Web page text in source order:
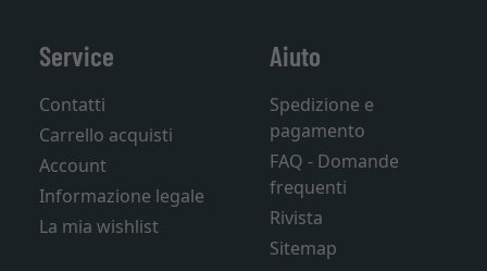
Service
Contatti
Carrello acquisti
Account
Informazione legale
La mia wishlist
Aiuto
Spedizione e
pagamento
FAQ - Domande
frequenti
Rivista
Sitemap